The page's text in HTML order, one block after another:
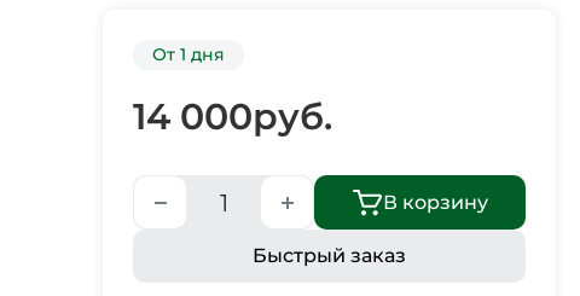
От 1 дня
14 000руб.
В корзину
Быстрый заказ